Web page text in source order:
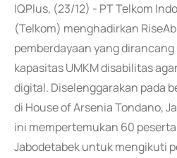
IQPlus, (23/12) - PT Telkom
(Telkom) menghadirkan
pemberdayaan yang
kapasitas UMKM disabilitas
digital. Diselenggarakan pada
di House of Arsenia Tondano,
ini mempertemukan 60
Jabodetabek untuk mengikuti